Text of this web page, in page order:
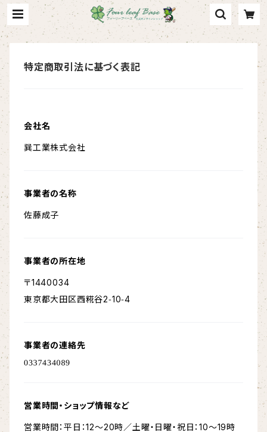
特定商取引法に基づく表記
会社名
巽工業株式会社
事業者の名称
佐藤成子
事業者の所在地
〒1440034
東京都大田区西糀谷2‑10‑4
事業者の連絡先
営業時間・ショップ情報など
営業時間：平日：12～20時／土曜・日曜・祝日：10～19時